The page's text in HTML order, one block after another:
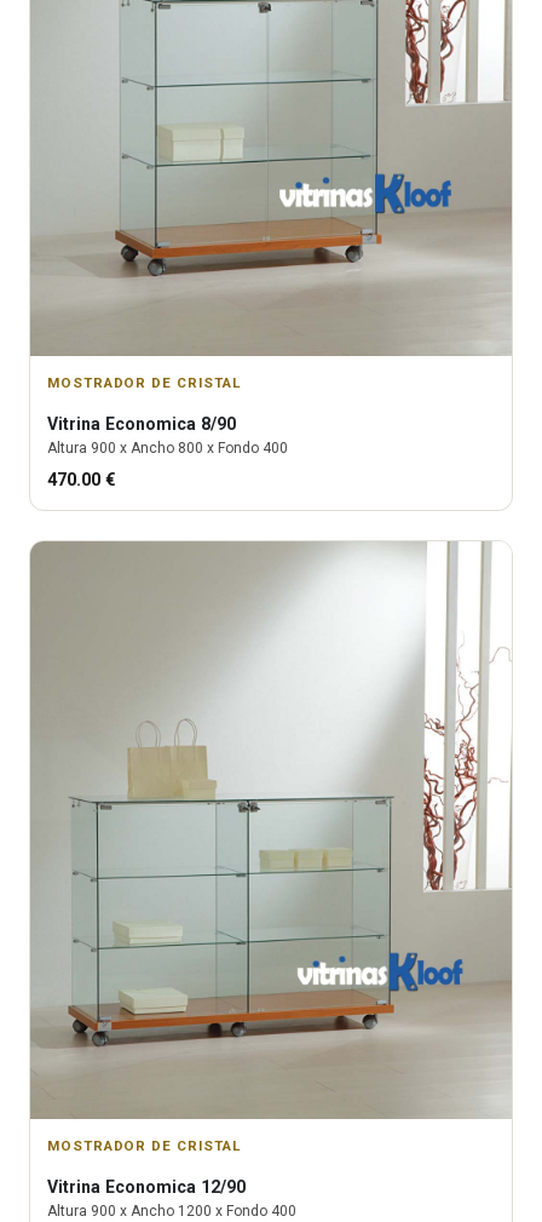
MOSTRADOR DE CRISTAL
Vitrina Economica 8/90
Altura 900 x Ancho 800 x Fondo 400
470.00 €
MOSTRADOR DE CRISTAL
Vitrina Economica 12/90
Altura 900 x Ancho 1200 x Fondo 400